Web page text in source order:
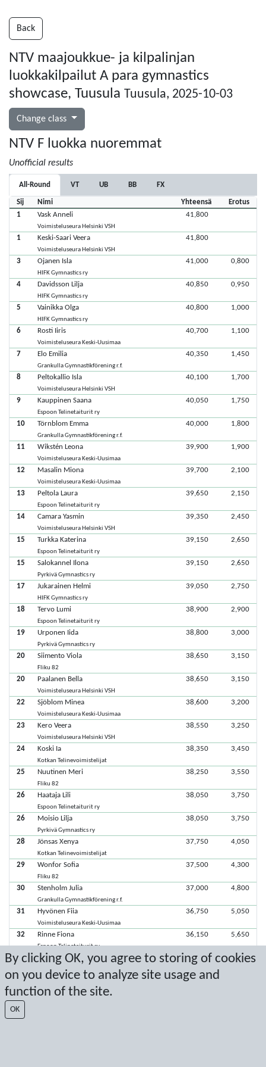
By clicking OK, you agree to storing of cookies
on you device to analyze site usage and
function of the site.
OK
Back
NTV maajoukkue- ja kilpalinjan
luokkakilpailut A para gymnastics
showcase, Tuusula Tuusula, 2025-10-03
Change class
NTV F luokka nuoremmat
Unofficial results
All-Round VT UB BB FX
Sij Nimi Yhteensä
Erotus
1
Vask Anneli
Voimisteluseura Helsinki VSH
41,800
1 Keski-Saari Veera
Voimisteluseura Helsinki VSH
41,800
3 Ojanen Isla
HIFK Gymnastics ry
41,000 0,800
4 Davidsson Lilja
HIFK Gymnastics ry
40,850 0,950
5 Vainikka Olga
HIFK Gymnastics ry
40,800 1,000
6 Rosti Iiris
Voimisteluseura Keski-Uusimaa
40,700 1,100
7 Elo Emilia
Grankulla Gymnastikförening r.f.
40,350 1,450
8 Peltokallio Isla
Voimisteluseura Helsinki VSH
40,100 1,700
9 Kauppinen Saana
Espoon Telinetaiturit ry
40,050 1,750
10 Törnblom Emma
Grankulla Gymnastikförening r.f.
40,000 1,800
11 Wikstén Leona
Voimisteluseura Keski-Uusimaa
39,900 1,900
12 Masalin Miona
Voimisteluseura Keski-Uusimaa
39,700 2,100
13 Peltola Laura
Espoon Telinetaiturit ry
39,650 2,150
14 Camara Yasmin
Voimisteluseura Helsinki VSH
39,350 2,450
15 Turkka Katerina
Espoon Telinetaiturit ry
39,150 2,650
15 Salokannel Ilona
Pyrkivä Gymnastics ry
39,150 2,650
17 Jukarainen Helmi
HIFK Gymnastics ry
39,050 2,750
18 Tervo Lumi
Espoon Telinetaiturit ry
38,900 2,900
19 Urponen Iida
Pyrkivä Gymnastics ry
38,800 3,000
20 Siimento Viola
Fliku 82
38,650 3,150
20 Paalanen Bella
Voimisteluseura Helsinki VSH
38,650 3,150
22 Sjöblom Minea
Voimisteluseura Keski-Uusimaa
38,600 3,200
23 Kero Veera
Voimisteluseura Helsinki VSH
38,550 3,250
24 Koski Ia
Kotkan Telinevoimistelijat
38,350 3,450
25 Nuutinen Meri
Fliku 82
38,250 3,550
26 Haataja Lili
Espoon Telinetaiturit ry
38,050 3,750
26 Moisio Lilja
Pyrkivä Gymnastics ry
38,050 3,750
28 Jönsas Xenya
Kotkan Telinevoimistelijat
37,750 4,050
29 Wonfor Sofia
Fliku 82
37,500 4,300
30 Stenholm Julia
Grankulla Gymnastikförening r.f.
37,000 4,800
31 Hyvönen Fiia
Voimisteluseura Keski-Uusimaa
36,750 5,050
32 Rinne Fiona
Espoon Telinetaiturit ry
36,150 5,650
33 Leppänen Lilja
Espoon Telinetaiturit ry
36,000 5,800
34 Kärkkäinen Elle
Voimisteluseura Keski-Uusimaa
35,850
35